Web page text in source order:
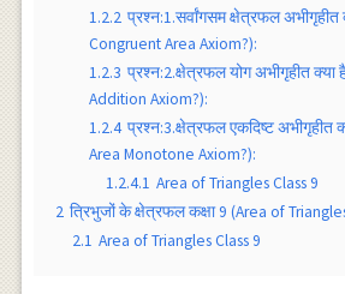
1.2.2 प्रश्न:1.सर्वांगसम क्षेत्रफल
Congruent Area Axiom?):
1.2.3 प्रश्न:2.क्षेत्रफल योग अभीगृहीत क्या
Addition Axiom?):
1.2.4 प्रश्न:3.क्षेत्रफल एकदिष्ट अभीगृहीत
Area Monotone Axiom?):
1.2.4.1 Area of Triangles Class 9
2 त्रिभुजों के क्षेत्रफल कक्षा 9 (Area of
2.1 Area of Triangles Class 9